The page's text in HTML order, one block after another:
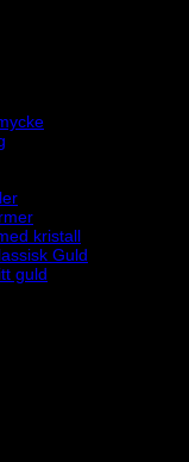
kristall
Guld
guld